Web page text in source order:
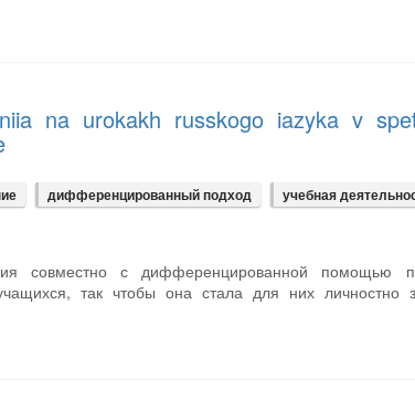
na urokakh russkogo iazyka v
дифференцированный подход учебная
совместно с дифференцированной помощью
так чтобы она стала для них личностно